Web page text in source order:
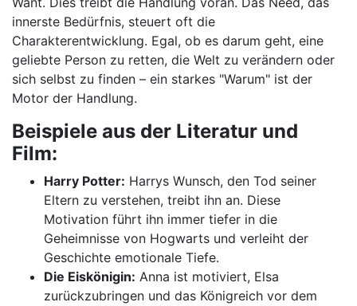
innerste Bedürfnis, steuert oft die
Charakterentwicklung. Egal, ob es darum geht, eine
geliebte Person zu retten, die Welt zu verändern oder
sich selbst zu finden – ein starkes "Warum" ist der
Motor der Handlung.
Beispiele aus der Literatur und
Film:
Harry Potter: Harrys Wunsch, den Tod seiner
Eltern zu verstehen, treibt ihn an. Diese
Motivation führt ihn immer tiefer in die
Geheimnisse von Hogwarts und verleiht der
Geschichte emotionale Tiefe.
Die Eiskönigin: Anna ist motiviert, Elsa
zurückzubringen und das Königreich vor dem